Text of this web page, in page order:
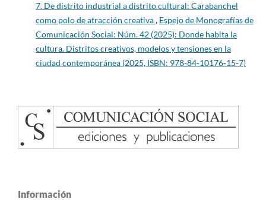
7. De distrito industrial a distrito cultural: Carabanchel
como polo de atracción creativa, Espejo de Monografías de
Comunicación Social: Núm. 42 (2025): Donde habita la
cultura. Distritos creativos, modelos y tensiones en la
ciudad contemporánea (2025, ISBN: 978-84-10176-15-7)
Información